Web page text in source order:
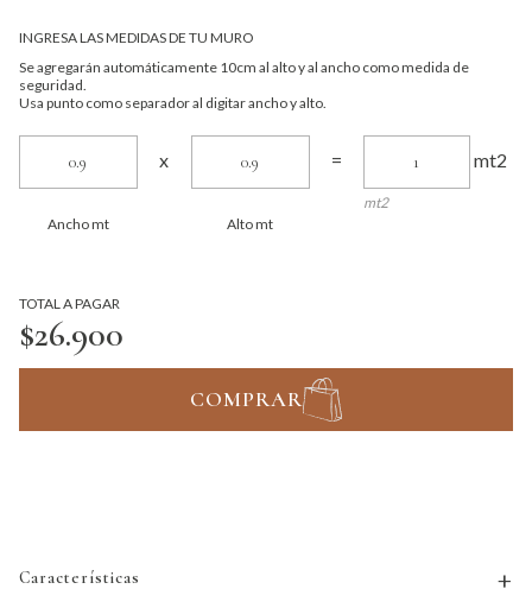
INGRESA LAS MEDIDAS DE TU MURO
Se agregarán automáticamente 10cm al alto y al ancho como medida de
seguridad.
Usa punto como separador al digitar ancho y alto.
Ancho mt
x
Alto mt
= mt2
mt2
TOTAL A PAGAR
$26.900
COMPRAR
Características